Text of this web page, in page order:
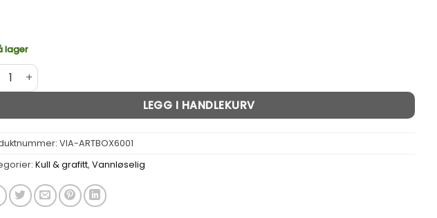
lager
Artgraf Vannløselig Grafitt metallboks 60g antall
LEGG I HANDLEKURV
VIA-ARTBOX6001
Kull & grafitt, Vannløselig